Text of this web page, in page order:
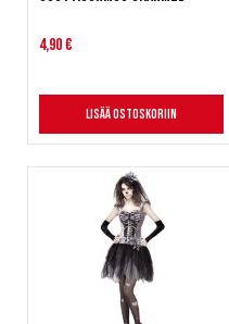
4,90 €
Lisää ostoskoriin